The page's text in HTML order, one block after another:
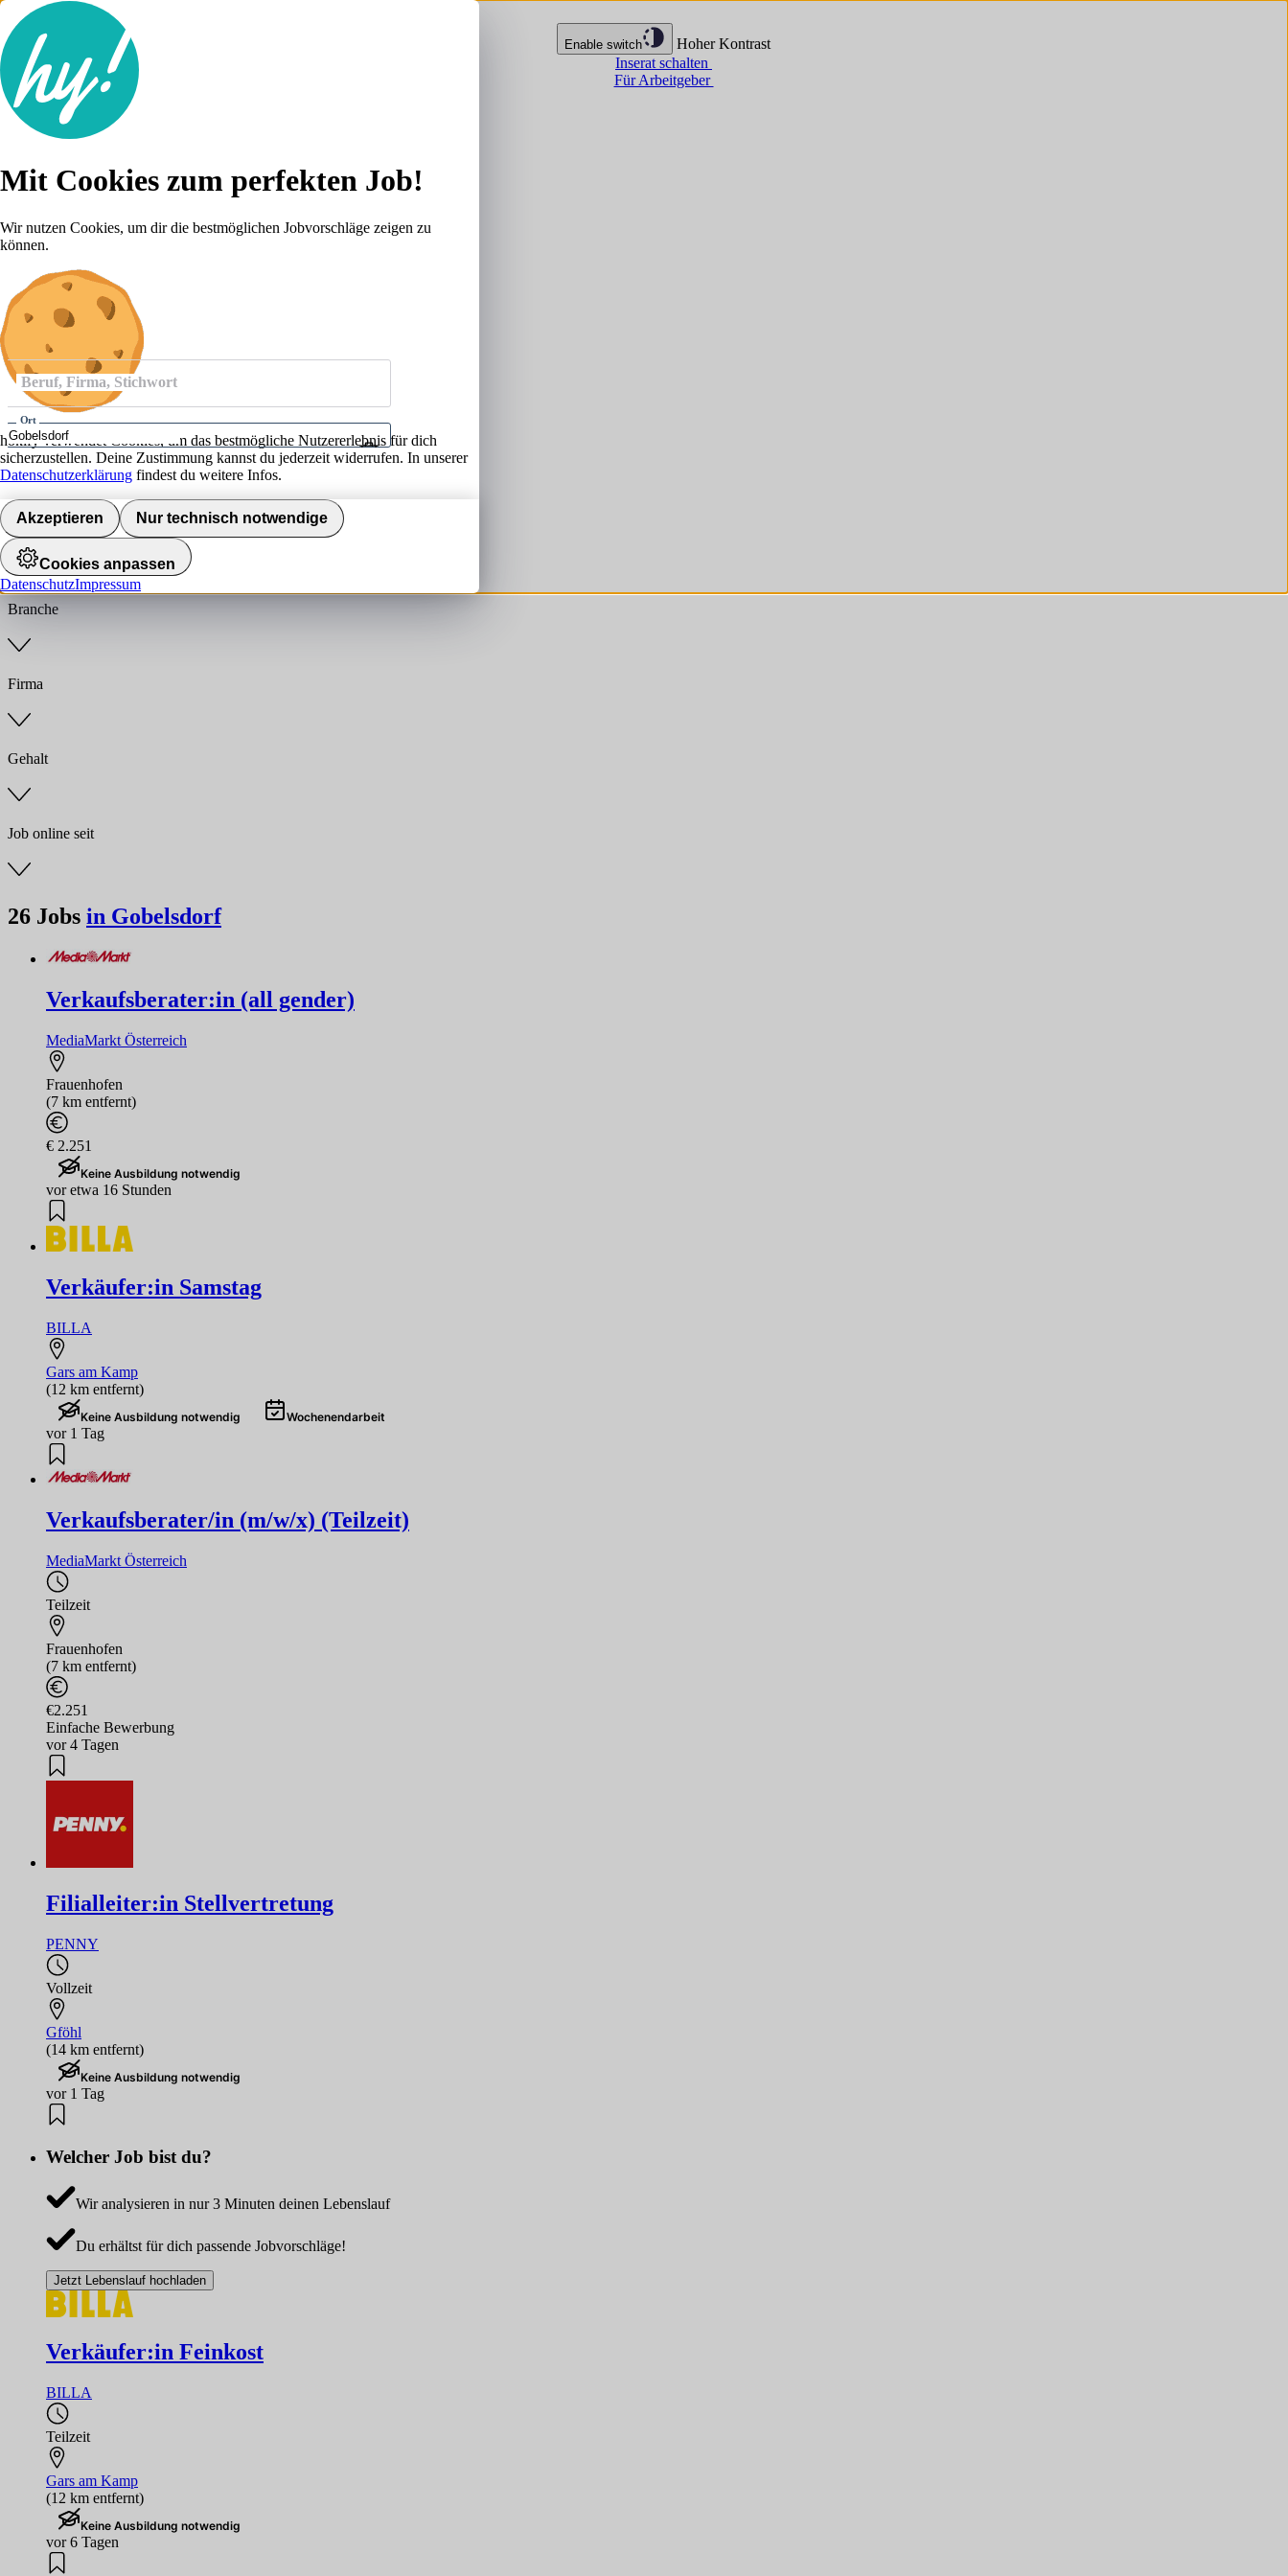
Enable switch
Hoher Kontrast
Inserat schalten
Für Arbeitgeber
Lebenslauf
Karriere-Tipps
Anmelden
Beruf, Firma, Stichwort
Ort
Umkreis
Jobs finden
Anstellungsart
Branche
Firma
Gehalt
Job online seit
26 Jobs in Gobelsdorf
Verkaufsberater:in (all gender)
MediaMarkt Österreich
Frauenhofen
(7 km entfernt)
€ 2.251
Keine Ausbildung notwendig
vor etwa 16 Stunden
Verkäufer:in Samstag
BILLA
Gars am Kamp
(12 km entfernt)
Keine Ausbildung notwendig Wochenendarbeit
vor 1 Tag
Verkaufsberater/in (m/w/x) (Teilzeit)
MediaMarkt Österreich
Teilzeit
Frauenhofen
(7 km entfernt)
€2.251
Einfache Bewerbung
vor 4 Tagen
Filialleiter:in Stellvertretung
PENNY
Vollzeit
Gföhl
(14 km entfernt)
Keine Ausbildung notwendig
vor 1 Tag
Welcher Job bist du?
Wir analysieren in nur 3 Minuten deinen Lebenslauf
Du erhältst für dich passende Jobvorschläge!
Jetzt Lebenslauf hochladen
Verkäufer:in Feinkost
BILLA
Teilzeit
Gars am Kamp
(12 km entfernt)
Keine Ausbildung notwendig
vor 6 Tagen
Mit Cookies zum perfekten Job!
Wir nutzen Cookies, um dir die bestmöglichen Jobvorschläge zeigen zu
können.
hokify verwendet Cookies, um das bestmögliche Nutzererlebnis für dich
sicherzustellen. Deine Zustimmung kannst du jederzeit widerrufen. In unserer
Datenschutzerklärung findest du weitere Infos.
Akzeptieren Nur technisch notwendige
Cookies anpassen
DatenschutzImpressum